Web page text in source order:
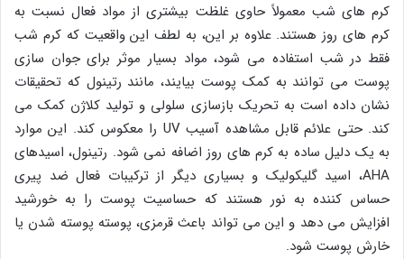
کرم های شب معمولاً حاوی غلظت بیشتری از مواد فعال نسبت به
کرم های روز هستند. علاوه بر این، به لطف این واقعیت که کرم شب
فقط در شب استفاده می شود، مواد بسیار موثر برای جوان سازی
پوست می توانند به کمک پوست بیایند، مانند رتینول که تحقیقات
نشان داده است به تحریک بازسازی سلولی و تولید کلاژن کمک می
کند. حتی علائم قابل مشاهده آسیب UV را معکوس کند. این موارد
به یک دلیل ساده به کرم های روز اضافه نمی شود. رتینول، اسیدهای
AHA، اسید گلیکولیک و بسیاری دیگر از ترکیبات فعال ضد پیری
حساس کننده به نور هستند که حساسیت پوست را به خورشید
افزایش می دهد و این می تواند باعث قرمزی، پوسته پوسته شدن یا
خارش پوست شود.